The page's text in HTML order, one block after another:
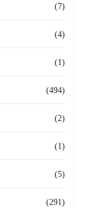
(7)
(4)
(1)
(494)
(2)
(1)
(5)
(291)